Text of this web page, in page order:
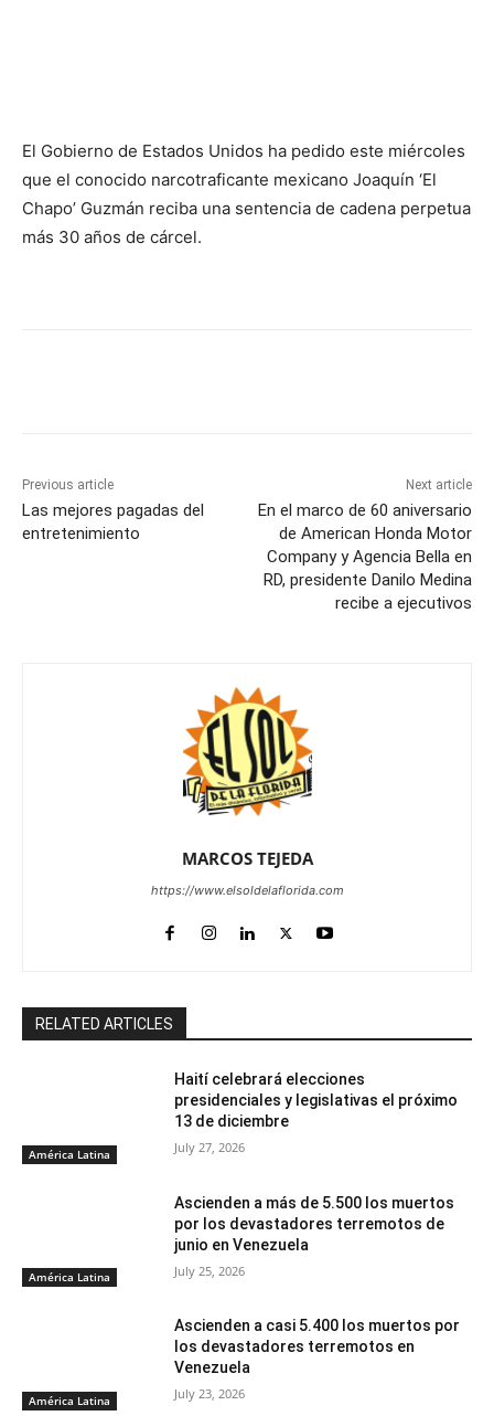
El Gobierno de Estados Unidos ha pedido este miércoles
que el conocido narcotraficante mexicano Joaquín ‘El
Chapo’ Guzmán reciba una sentencia de cadena perpetua
más 30 años de cárcel.
Previous article
Las mejores pagadas del
entretenimiento
Next article
En el marco de 60 aniversario
de American Honda Motor
Company y Agencia Bella en
RD, presidente Danilo Medina
recibe a ejecutivos
MARCOS TEJEDA
https://www.elsoldelaflorida.com
RELATED ARTICLES
América Latina
Haití celebrará elecciones
presidenciales y legislativas el próximo
13 de diciembre
July 27, 2026
América Latina
Ascienden a más de 5.500 los muertos
por los devastadores terremotos de
junio en Venezuela
July 25, 2026
América Latina
Ascienden a casi 5.400 los muertos por
los devastadores terremotos en
Venezuela
July 23, 2026